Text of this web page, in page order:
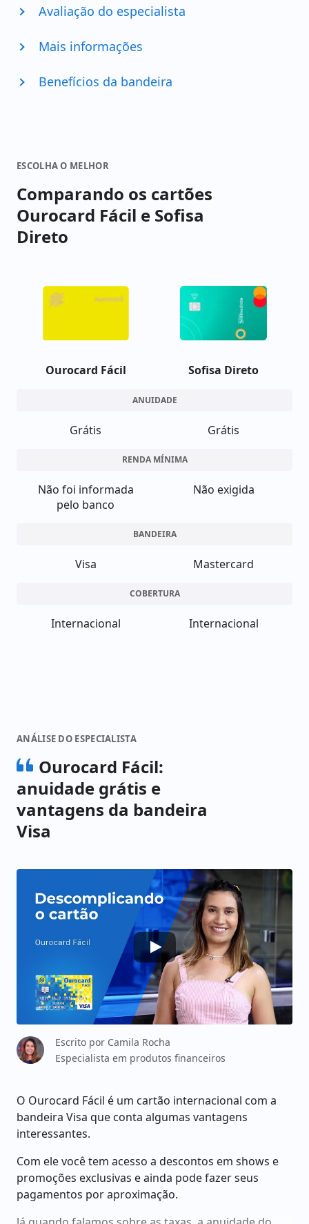
Avaliação do especialista
Mais informações
Benefícios da bandeira
ESCOLHA O MELHOR
Comparando os cartões
Ourocard Fácil e Sofisa
Direto
Ourocard Fácil Sofisa Direto
ANUIDADE
Grátis Grátis
RENDA MÍNIMA
Não foi informada
pelo banco
Não exigida
BANDEIRA
Visa Mastercard
COBERTURA
Internacional Internacional
ANÁLISE DO ESPECIALISTA
Ourocard Fácil:
anuidade grátis e
vantagens da bandeira
Visa
Escrito por Camila Rocha
Especialista em produtos financeiros
O Ourocard Fácil é um cartão internacional com a
bandeira Visa que conta algumas vantagens
interessantes.
Com ele você tem acesso a descontos em shows e
promoções exclusivas e ainda pode fazer seus
pagamentos por aproximação.